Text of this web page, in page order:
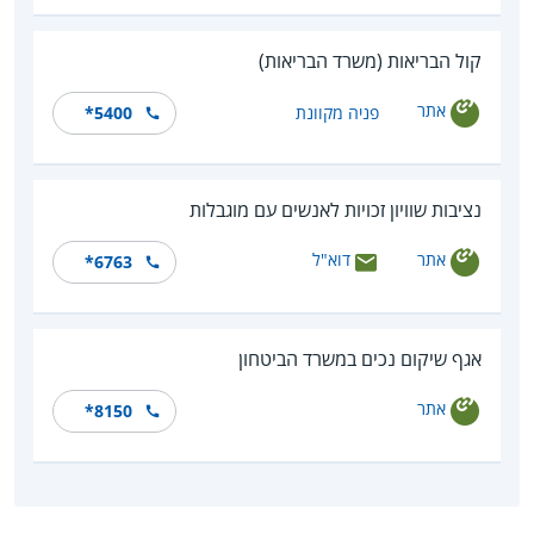
קול הבריאות (משרד הבריאות)
אתר פניה מקוונת *5400
נציבות שוויון זכויות לאנשים עם מוגבלות
אתר דוא"ל *6763
אגף שיקום נכים במשרד הביטחון
אתר *8150